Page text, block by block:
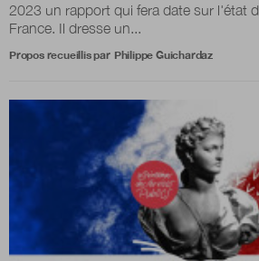
2023 un rapport qui fera date sur l'état
France. Il dresse un...
Propos recueillis par Philippe Guichardaz